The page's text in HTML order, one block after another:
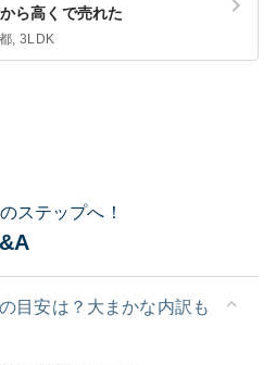
ら高くで売れた
, 3LDK
ステップへ！
目安は？大まかな内訳も